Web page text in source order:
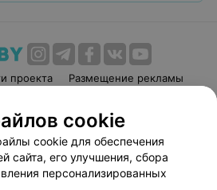
проекта
Размещение рекламы
соглашение
Способы оплаты
Партнеры
руководителю 103.by
cookie
cookie для обеспечения
сайта, его улучшения, сбора
персонализированных